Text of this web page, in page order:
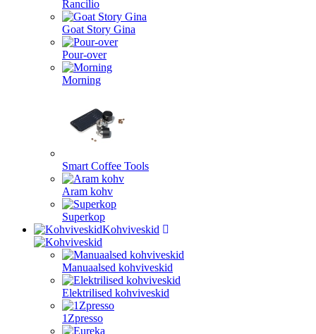
Rancilio
Goat Story Gina
Pour-over
Morning
Smart Coffee Tools
Aram kohv
Superkop
Kohviveskid
Manuaalsed kohviveskid
Elektrilised kohviveskid
1Zpresso